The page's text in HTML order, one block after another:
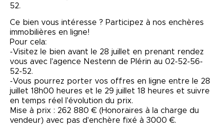
52.
Ce bien vous intéresse ? Participez à nos enchères
immobilières en ligne!
Pour cela:
-Visitez le bien avant le 28 juillet en prenant rendez
vous avec l'agence Nestenn de Plérin au 02-52-56-
52-52.
-Vous pourrez porter vos offres en ligne entre le 28
juillet 18h00 heures et le 29 juillet 18 heures et suivre
en temps réel l'évolution du prix.
Mise à prix : 262 880 € (Honoraires à la charge du
vendeur) avec pas d'enchère fixé à 3000 €.